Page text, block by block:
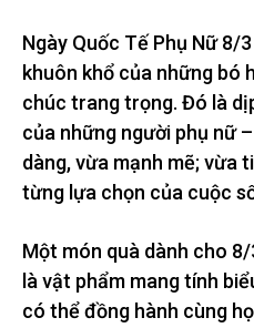
Ngày Quốc Tế Phụ Nữ 8/
khuôn khổ của những bó
chúc trang trọng. Đó là
của những người phụ nữ
dàng, vừa mạnh mẽ; vừa
từng lựa chọn của cuộc
Một món quà dành cho
là vật phẩm mang tính
có thể đồng hành cùng